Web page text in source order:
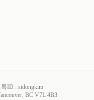
ID : sidongkim
BC V7L 4B3